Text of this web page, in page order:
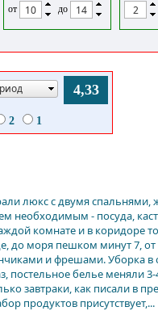
от
до
4,33
2 1
люкс с двумя
необходимым - посуда,
комнате и в коридоре
до моря пешком минут 7,
и фрешами. Уборка в
постельное белье меняли
завтраки, как писали в
продуктов присутствует,...